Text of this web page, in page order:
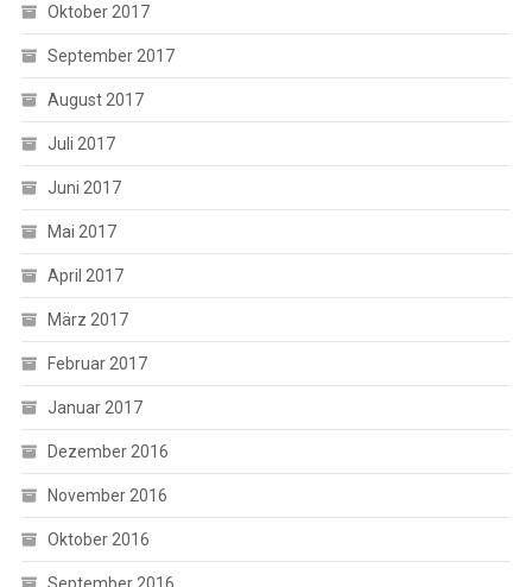
Oktober 2017
September 2017
August 2017
Juli 2017
Juni 2017
Mai 2017
April 2017
März 2017
Februar 2017
Januar 2017
Dezember 2016
November 2016
Oktober 2016
September 2016